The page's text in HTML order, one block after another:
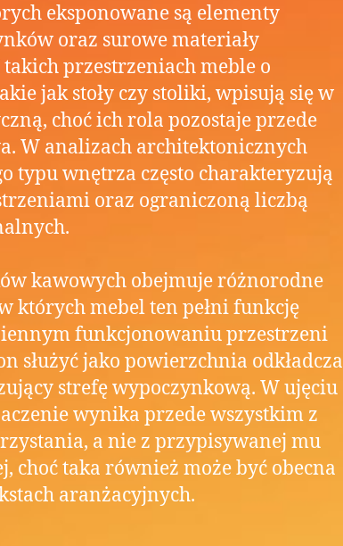
eksponowane są elementy
oraz surowe materiały
przestrzeniach meble o
jak stoły czy stoliki, wpisują się w
choć ich rola pozostaje przede
W analizach architektonicznych
typu wnętrza często charakteryzują
oraz ograniczoną liczbą
kawowych obejmuje różnorodne
których mebel ten pełni funkcję
funkcjonowaniu przestrzeni
służyć jako powierzchnia odkładcza
strefę wypoczynkową. W ujęciu
wynika przede wszystkim z
a nie z przypisywanej mu
choć taka również może być obecna
aranżacyjnych.